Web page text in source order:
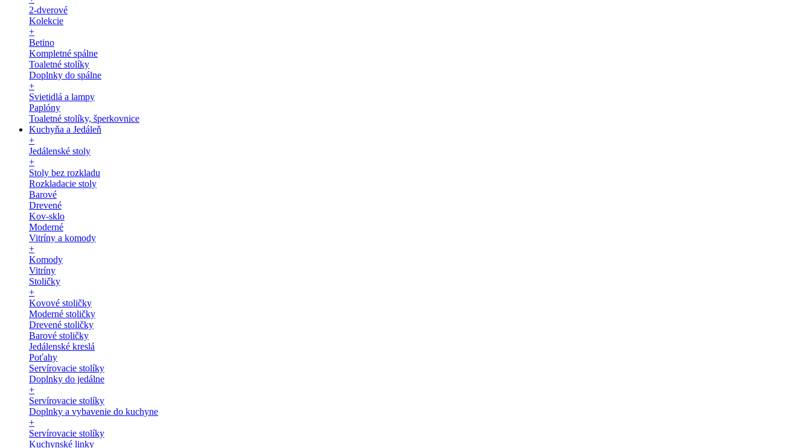
2-dverové
Kolekcie
+
Betino
Kompletné spálne
Toaletné stolíky
Doplnky do spálne
+
Svietidlá a lampy
Paplóny
Toaletné stolíky, šperkovnice
Kuchyňa a Jedáleň
+
Jedálenské stoly
+
Stoly bez rozkladu
Rozkladacie stoly
Barové
Drevené
Kov-sklo
Moderné
Vitríny a komody
+
Komody
Vitríny
Stoličky
+
Kovové stoličky
Moderné stoličky
Drevené stoličky
Barové stoličky
Jedálenské kreslá
Poťahy
Servírovacie stolíky
Doplnky do jedálne
+
Servírovacie stolíky
Doplnky a vybavenie do kuchyne
+
Servírovacie stolíky
Kuchynské linky